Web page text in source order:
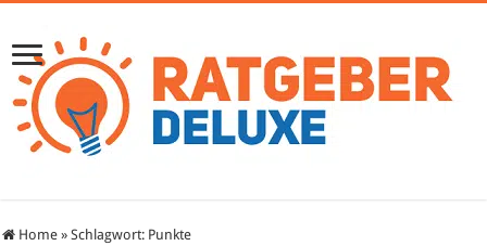
Home » Schlagwort: Punkte